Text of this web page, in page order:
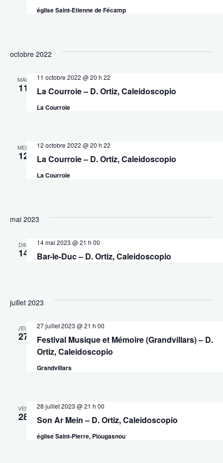
église Saint-Etienne de Fécamp
octobre 2022
MAR
11 La Courroie – D. Ortiz, Caleidoscopio
11 octobre 2022 @ 20 h 22
La Courroie
MER
12 La Courroie – D. Ortiz, Caleidoscopio
12 octobre 2022 @ 20 h 22
La Courroie
mai 2023
DIM
14 Bar-le-Duc – D. Ortiz, Caleidoscopio
14 mai 2023 @ 21 h 00
juillet 2023
JEU
27
Festival Musique et Mémoire (Grandvillars) – D.
Ortiz, Caleidoscopio
27 juillet 2023 @ 21 h 00
Grandvillars
VEN
28 Son Ar Mein – D. Ortiz, Caleidoscopio
28 juillet 2023 @ 21 h 00
église Saint-Pierre, Plougasnou